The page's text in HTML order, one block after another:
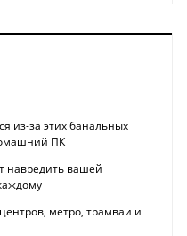
из-за этих банальных
ПК
навредить вашей
метро, трамваи и